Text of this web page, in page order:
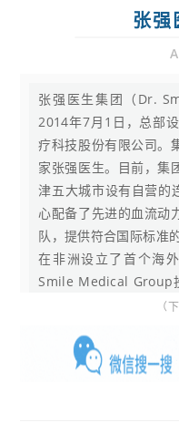
张强
张强医生集团（Dr.
2014年7月1日，总部
疗科技股份有限公司。
家张强医生。目前，集
津五大城市设有自营的
心配备了先进的血流动
队，提供符合国际标准
在非洲设立了首个海
Smile Medical Group
张强医生集团是发起
CHIVA国际认证的中国
专业委员会的主委单位
（